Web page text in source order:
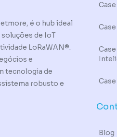
é o hub ideal
de IoT
LoRaWAN®.
e
tecnologia de
robusto e
Blog